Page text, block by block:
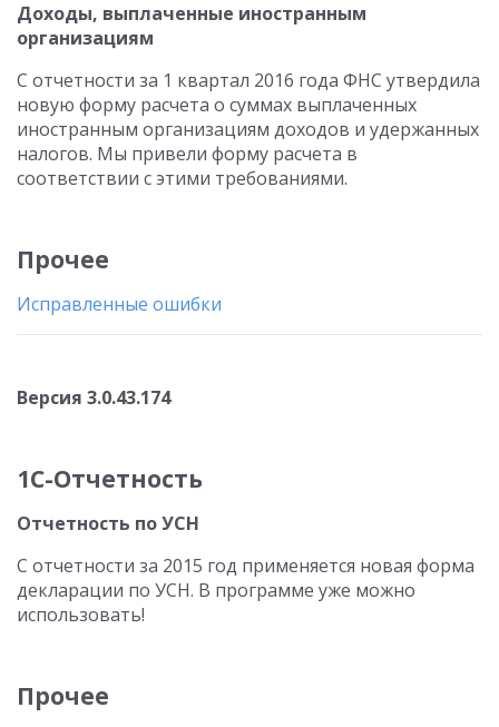
Доходы, выплаченные иностранным
организациям
С отчетности за 1 квартал 2016 года ФНС утвердила
новую форму расчета о суммах выплаченных
иностранным организациям доходов и удержанных
налогов. Мы привели форму расчета в
соответствии с этими требованиями.
Прочее
Исправленные ошибки
Версия 3.0.43.174
1С-Отчетность
Отчетность по УСН
С отчетности за 2015 год применяется новая форма
декларации по УСН. В программе уже можно
использовать!
Прочее